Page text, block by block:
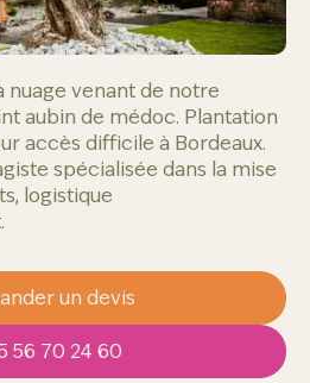
nuage venant de notre
aubin de médoc. Plantation
accès difficile à Bordeaux.
spécialisée dans la mise
logistique
un devis
56 70 24 60